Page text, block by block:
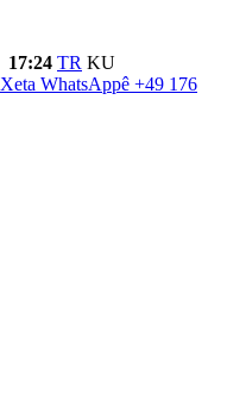
17:24 TR KU
Xeta WhatsAppê +49 176